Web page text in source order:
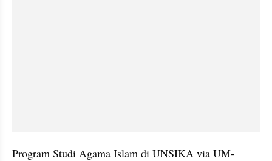
Program Studi Agama Islam di UNSIKA via UM-